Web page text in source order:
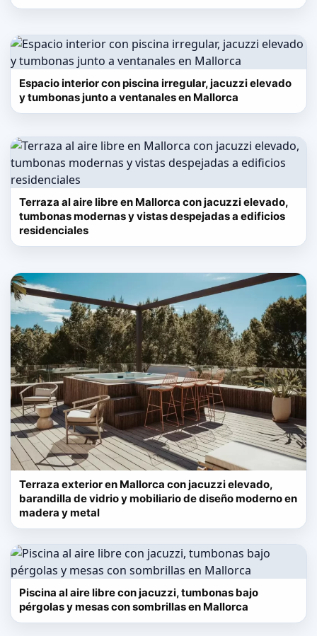
Espacio interior con piscina irregular, jacuzzi elevado
y tumbonas junto a ventanales en Mallorca
Terraza al aire libre en Mallorca con jacuzzi elevado,
tumbonas modernas y vistas despejadas a edificios
residenciales
Terraza exterior en Mallorca con jacuzzi elevado,
barandilla de vidrio y mobiliario de diseño moderno en
madera y metal
Piscina al aire libre con jacuzzi, tumbonas bajo
pérgolas y mesas con sombrillas en Mallorca